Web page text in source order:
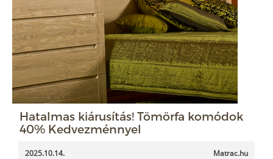
Hatalmas kiárusítás! Tömörfa komódok
40% Kedvezménnyel
2025.10.14. Matrac.hu